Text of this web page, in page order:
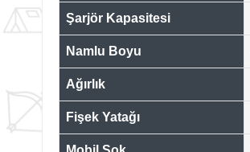
Şarjör Kapasitesi
Namlu Boyu
Ağırlık
Fişek Yatağı